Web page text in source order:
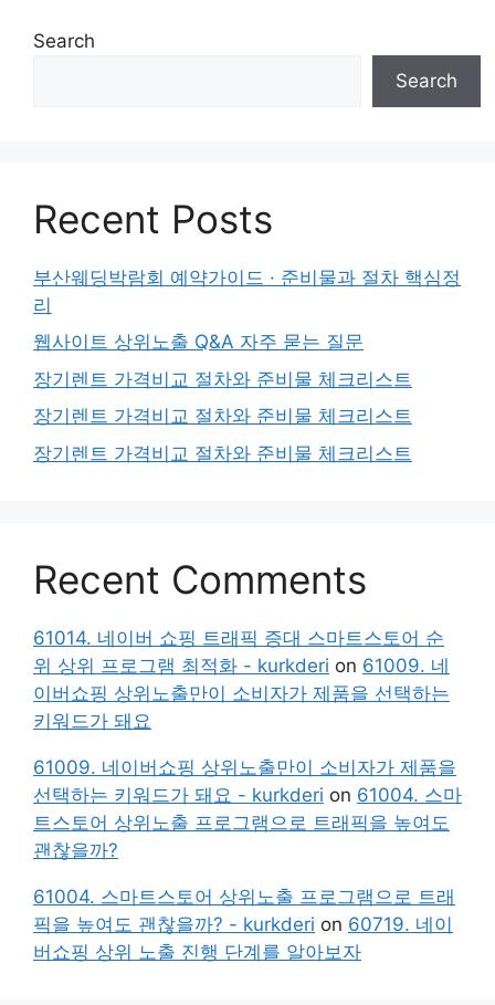
Search
Search
Recent Posts
부산웨딩박람회 예약가이드 · 준비물과 절차 핵심정
리
웹사이트 상위노출 Q&A 자주 묻는 질문
장기렌트 가격비교 절차와 준비물 체크리스트
장기렌트 가격비교 절차와 준비물 체크리스트
장기렌트 가격비교 절차와 준비물 체크리스트
Recent Comments
61014. 네이버 쇼핑 트래픽 증대 스마트스토어 순
위 상위 프로그램 최적화 - kurkderi on 61009. 네
이버쇼핑 상위노출만이 소비자가 제품을 선택하는
키워드가 돼요
61009. 네이버쇼핑 상위노출만이 소비자가 제품을
선택하는 키워드가 돼요 - kurkderi on 61004. 스마
트스토어 상위노출 프로그램으로 트래픽을 높여도
괜찮을까?
61004. 스마트스토어 상위노출 프로그램으로 트래
픽을 높여도 괜찮을까? - kurkderi on 60719. 네이
버쇼핑 상위 노출 진행 단계를 알아보자